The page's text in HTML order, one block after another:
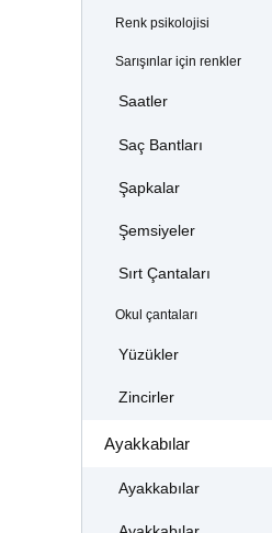
Renk psikolojisi
Sarışınlar için renkler
Saatler
Saç Bantları
Şapkalar
Şemsiyeler
Sırt Çantaları
Okul çantaları
Yüzükler
Zincirler
Ayakkabılar
Ayakkabılar